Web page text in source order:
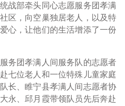
战部牵头同心志愿服务团孝满
区，向空巢独居老人，以及特
心，让他们的生活增添了一份
团孝满人间服务队的志愿者
七位老人和一位特殊儿童家庭
长、睢宁县孝满人间志愿者协
永、邱月霞带领队员先后奔赴